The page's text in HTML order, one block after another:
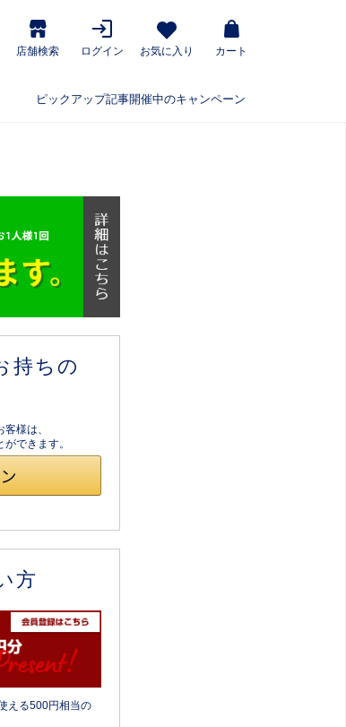
店舗検索 ログイン お気に入り カート
ピックアップ記事開催中のキャンペーン
持ちの
様は、
できます。
方
える500円相当の